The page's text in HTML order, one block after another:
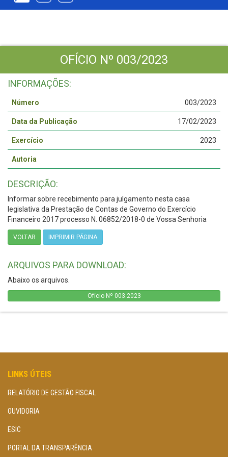
OFÍCIO Nº 003/2023
INFORMAÇÕES:
Número 003/2023
Data da Publicação 17/02/2023
Exercício 2023
Autoria
DESCRIÇÃO:
Informar sobre recebimento para julgamento nesta casa
legislativa da Prestação de Contas de Governo do Exercício
Financeiro 2017 processo N. 06852/2018-0 de Vossa Senhoria
VOLTAR IMPRIMIR PÁGINA
ARQUIVOS PARA DOWNLOAD:
Abaixo os arquivos.
Ofício Nº 003.2023
LINKS ÚTEIS
RELATÓRIO DE GESTÃO FISCAL
OUVIDORIA
ESIC
PORTAL DA TRANSPARÊNCIA